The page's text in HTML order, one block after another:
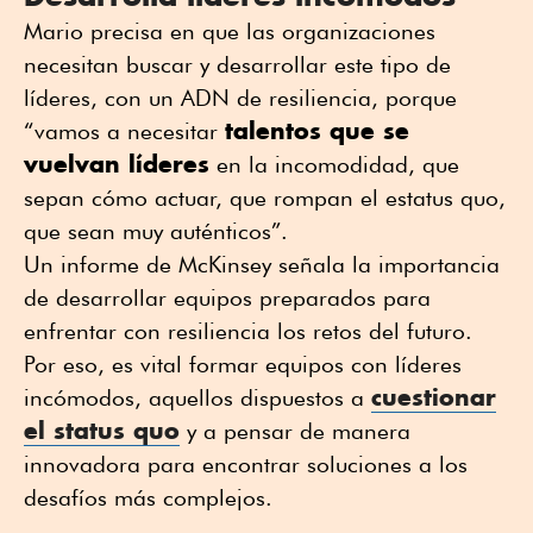
Mario precisa en que las organizaciones
necesitan buscar y desarrollar este tipo de
líderes, con un ADN de resiliencia, porque
“vamos a necesitar talentos que se
vuelvan líderes en la incomodidad, que
sepan cómo actuar, que rompan el estatus quo,
que sean muy auténticos”.
Un informe de McKinsey señala la importancia
de desarrollar equipos preparados para
enfrentar con resiliencia los retos del futuro.
Por eso, es vital formar equipos con líderes
incómodos, aquellos dispuestos a cuestionar
el status quo y a pensar de manera
innovadora para encontrar soluciones a los
desafíos más complejos.